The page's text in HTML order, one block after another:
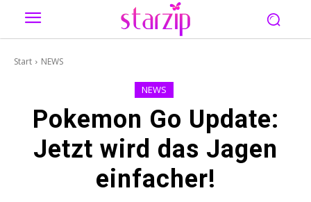
Start NEWS
NEWS
Pokemon Go Update:
Jetzt wird das Jagen
einfacher!